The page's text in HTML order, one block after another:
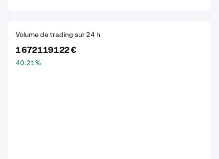
Volume de trading sur 24 h
1 672 119 122 €
40.21%